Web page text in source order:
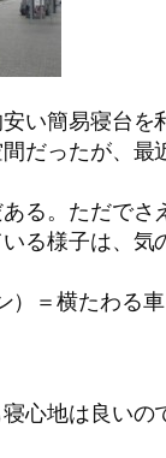
い簡易寝台を
だったが、最
る。ただでさ
る様子は、気
）＝横たわる車
心地は良いの